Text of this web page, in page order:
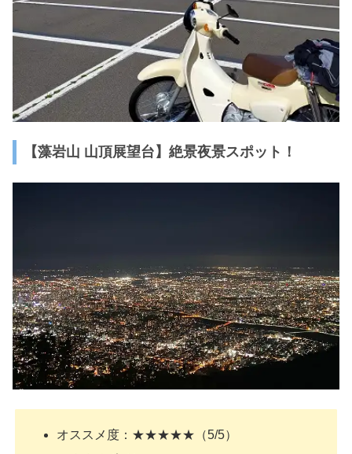
【藻岩山 山頂展望台】絶景夜景スポット！
オススメ度：★★★★★（5/5）